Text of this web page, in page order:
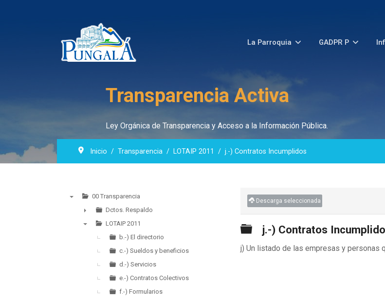
La Parroquia GADPR P
Transparencia Activa
Ley Orgánica de Transparencia y Acceso a la Información Pública.
Inicio Transparencia LOTAIP 2011 j.-) Contratos Incumplidos
00 Transparencia
►
Dctos. Respaldo
LOTAIP 2011
b.-) El directorio
c.-) Sueldos y beneficios
d.-) Servicios
e.-) Contratos Colectivos
f.-) Formularios
Descarga seleccionada
Carpeta
j.-) Contratos
j) Un listado de las empresas y personas